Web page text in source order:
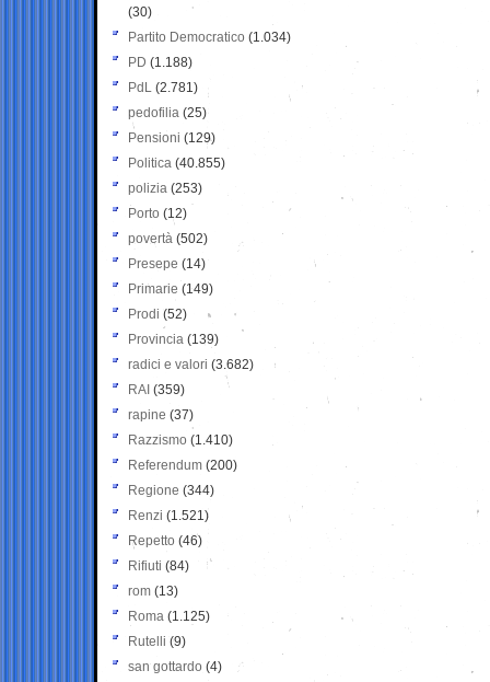
(30)
Partito Democratico (1.034)
PD (1.188)
PdL (2.781)
pedofilia (25)
Pensioni (129)
Politica (40.855)
polizia (253)
Porto (12)
povertà (502)
Presepe (14)
Primarie (149)
Prodi (52)
Provincia (139)
radici e valori (3.682)
RAI (359)
rapine (37)
Razzismo (1.410)
Referendum (200)
Regione (344)
Renzi (1.521)
Repetto (46)
Rifiuti (84)
rom (13)
Roma (1.125)
Rutelli (9)
san gottardo (4)